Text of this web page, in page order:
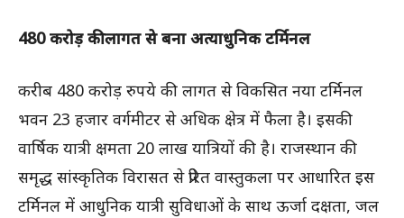
480 करोड़ की लागत से बना अत्याधुनिक टर्मिनल
करीब 480 करोड़ रुपये की लागत से विकसित नया टर्मिनल
भवन 23 हजार वर्गमीटर से अधिक क्षेत्र में फैला है। इसकी
वार्षिक यात्री क्षमता 20 लाख यात्रियों की है। राजस्थान की
समृद्ध सांस्कृतिक विरासत से प्रेरित वास्तुकला पर आधारित इस
टर्मिनल में आधुनिक यात्री सुविधाओं के साथ ऊर्जा दक्षता, जल